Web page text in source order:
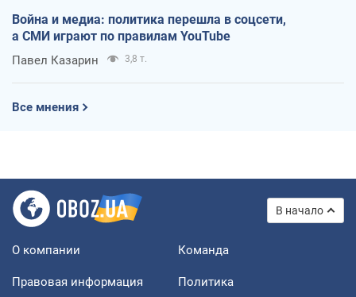
Война и медиа: политика перешла в соцсети,
а СМИ играют по правилам YouTube
Павел Казарин 3,8 т.
Все мнения
В начало
О компании Команда
Правовая информация
Политика